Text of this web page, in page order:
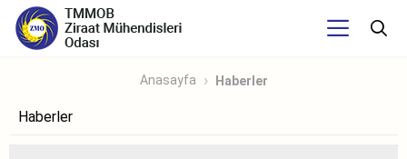
Anasayfa Haberler
Haberler